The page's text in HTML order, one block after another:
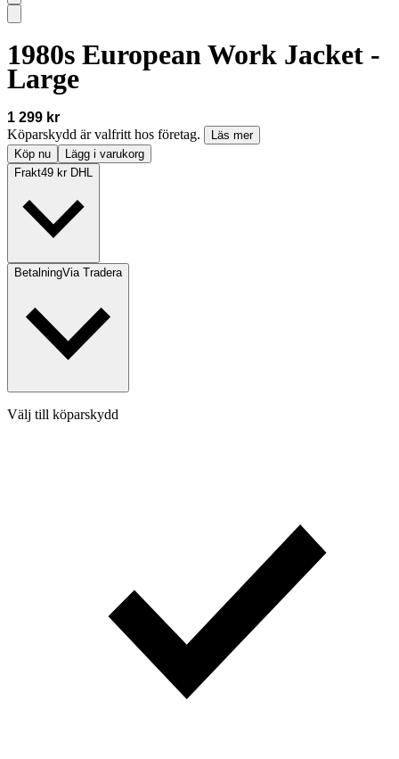
1980s European Work Jacket -
Large
1 299 kr
Köparskydd är valfritt hos företag.
Läs mer
Köp nu
Lägg i varukorg
Frakt49 kr DHL
BetalningVia Tradera
Välj till köparskydd